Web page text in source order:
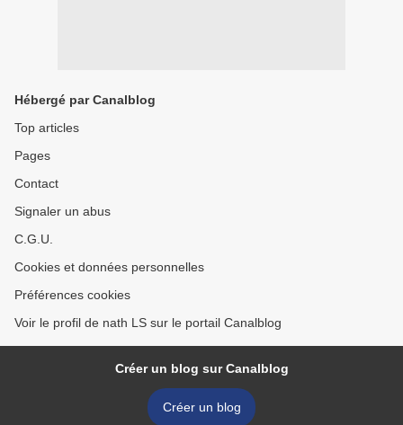
Hébergé par Canalblog
Top articles
Pages
Contact
Signaler un abus
C.G.U.
Cookies et données personnelles
Préférences cookies
Voir le profil de nath LS sur le portail Canalblog
Créer un blog sur Canalblog
Créer un blog